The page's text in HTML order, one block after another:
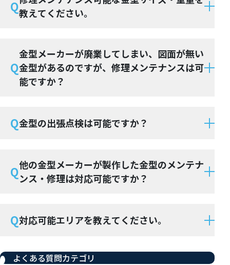
よくある質問カテゴリ
Q教えてください。
Q
金型メーカーが廃業してしまい、図面が無い
金型があるのですが、修理メンテナンスは可
能ですか？
Q金型の出張点検は可能ですか？
Q他の金型メーカーが製作した金型のメンテナ
ンス・修理は対応可能ですか？
Q対応可能エリアを教えてください。